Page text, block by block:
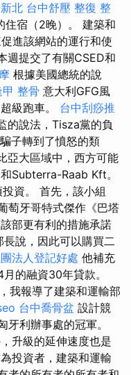
北 台中舒壓 整復 整
住宿（2晚）。 建築和
進該網站的運行和使
週提交了有關CSED和
根據美國總統的說
甲 整骨 意大利GFG風
級跑車。 台中刮痧推
的說法，Tisza黨的負
子轉到了憤怒的類
亞大區域中，西方可能
Subterra-Raab Kft。
資。 首先，該小組
萄牙哥特式傑作《巴塔
部更有利的措施承諾
長說，因此可以購買二
法人登記好處 他補充
的融資30年貸款。
我報導了建築和運輸部
台中喬骨盆 設計競
利辦事處的冠軍。
升級的延伸速度也是
投資者，建築和運輸